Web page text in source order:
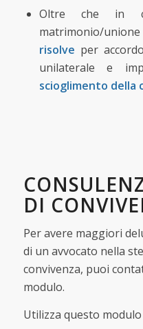
Oltre che in
matrimonio/
risolve per
unilaterale e
scioglimento della
DI
Per avere maggiori
di un avvocato nella
convivenza, puoi
modulo.
Utilizza questo